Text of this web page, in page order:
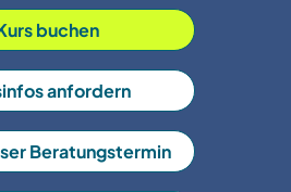
buchen
anfordern
Beratungstermin